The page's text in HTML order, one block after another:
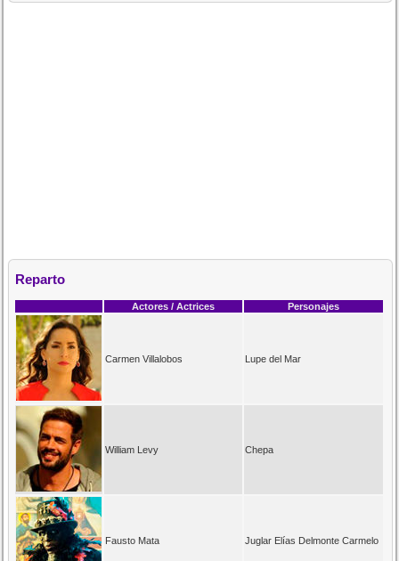
Reparto
Actores / Actrices Personajes
Carmen Villalobos Lupe del Mar
William Levy Chepa
Fausto Mata Juglar Elías Delmonte Carmelo